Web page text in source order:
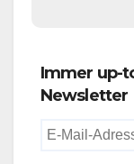
Immer up-
Newsletter